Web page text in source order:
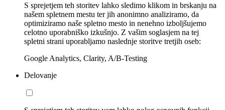
S sprejetjem teh storitev lahko sledimo klikom in brskanju na
našem spletnem mestu ter jih anonimno analiziramo, da
optimiziramo naše spletno mesto in nenehno izboljšujemo
celotno uporabniško izkušnjo. Z vašim soglasjem na tej
spletni strani uporabljamo naslednje storitve tretjih oseb:
Google Analytics, Clarity, A/B-Testing
Delovanje